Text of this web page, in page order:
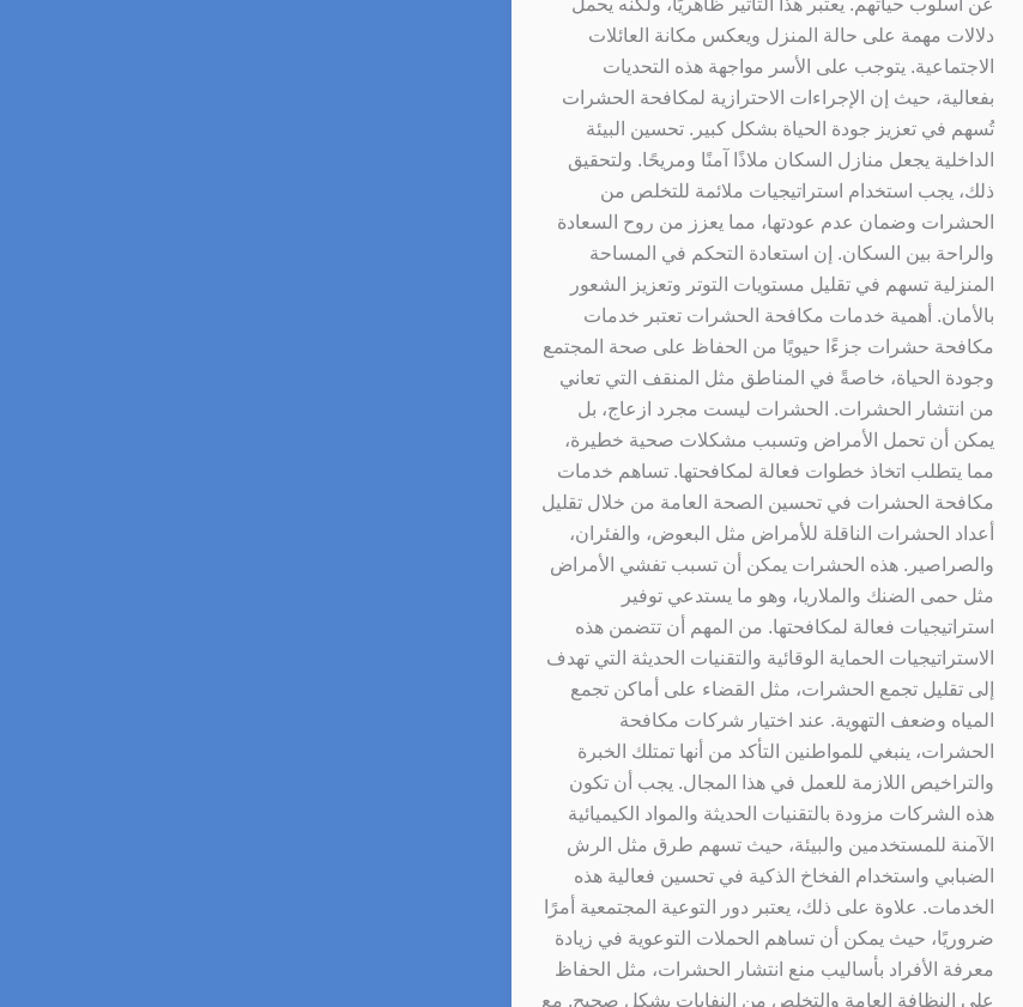
عن أسلوب حياتهم. يعتبر هذا التأثير ظاهريًا، ولكنه يحمل
دلالات مهمة على حالة المنزل ويعكس مكانة العائلات
الاجتماعية. يتوجب على الأسر مواجهة هذه التحديات
بفعالية، حيث إن الإجراءات الاحترازية لمكافحة الحشرات
تُسهم في تعزيز جودة الحياة بشكل كبير. تحسين البيئة
الداخلية يجعل منازل السكان ملاذًا آمنًا ومريحًا. ولتحقيق
ذلك، يجب استخدام استراتيجيات ملائمة للتخلص من
الحشرات وضمان عدم عودتها، مما يعزز من روح السعادة
والراحة بين السكان. إن استعادة التحكم في المساحة
المنزلية تسهم في تقليل مستويات التوتر وتعزيز الشعور
بالأمان. أهمية خدمات مكافحة الحشرات تعتبر خدمات
مكافحة حشرات جزءًا حيويًا من الحفاظ على صحة المجتمع
وجودة الحياة، خاصةً في المناطق مثل المنقف التي تعاني
من انتشار الحشرات. الحشرات ليست مجرد ازعاج، بل
يمكن أن تحمل الأمراض وتسبب مشكلات صحية خطيرة،
مما يتطلب اتخاذ خطوات فعالة لمكافحتها. تساهم خدمات
مكافحة الحشرات في تحسين الصحة العامة من خلال تقليل
أعداد الحشرات الناقلة للأمراض مثل البعوض، والفئران،
والصراصير. هذه الحشرات يمكن أن تسبب تفشي الأمراض
مثل حمى الضنك والملاريا، وهو ما يستدعي توفير
استراتيجيات فعالة لمكافحتها. من المهم أن تتضمن هذه
الاستراتيجيات الحماية الوقائية والتقنيات الحديثة التي تهدف
إلى تقليل تجمع الحشرات، مثل القضاء على أماكن تجمع
المياه وضعف التهوية. عند اختيار شركات مكافحة
الحشرات، ينبغي للمواطنين التأكد من أنها تمتلك الخبرة
والتراخيص اللازمة للعمل في هذا المجال. يجب أن تكون
هذه الشركات مزودة بالتقنيات الحديثة والمواد الكيميائية
الآمنة للمستخدمين والبيئة، حيث تسهم طرق مثل الرش
الضبابي واستخدام الفخاخ الذكية في تحسين فعالية هذه
الخدمات. علاوة على ذلك، يعتبر دور التوعية المجتمعية أمرًا
ضروريًا، حيث يمكن أن تساهم الحملات التوعوية في زيادة
معرفة الأفراد بأساليب منع انتشار الحشرات، مثل الحفاظ
على النظافة العامة والتخلص من النفايات بشكل صحيح. مع